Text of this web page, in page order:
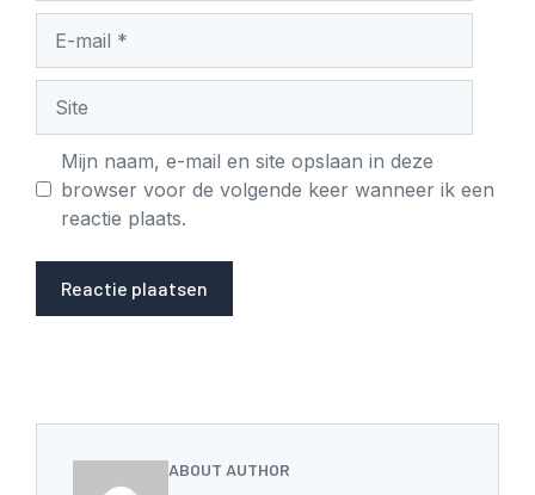
mail
Mijn naam, e-mail en site opslaan in deze
browser voor de volgende keer wanneer ik een
reactie plaats.
ABOUT AUTHOR